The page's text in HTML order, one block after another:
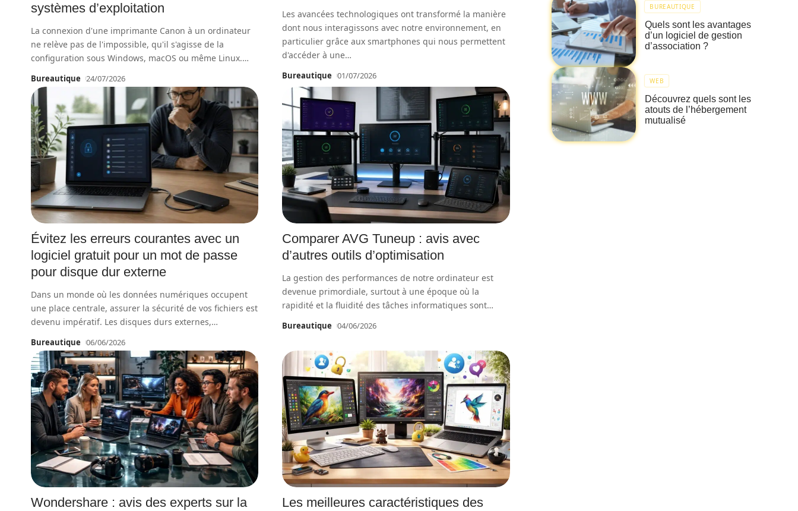
systèmes d’exploitation
La connexion d'une imprimante Canon à un ordinateur
ne relève pas de l'impossible, qu'il s'agisse de la
configuration sous Windows, macOS ou même Linux.…
Bureautique 24/07/2026
Les avancées technologiques ont transformé la manière
dont nous interagissons avec notre environnement, en
particulier grâce aux smartphones qui nous permettent
d'accéder à une…
Bureautique 01/07/2026
Évitez les erreurs courantes avec un
logiciel gratuit pour un mot de passe
pour disque dur externe
Dans un monde où les données numériques occupent
une place centrale, assurer la sécurité de vos fichiers est
devenu impératif. Les disques durs externes,…
Bureautique 06/06/2026
Comparer AVG Tuneup : avis avec
d’autres outils d’optimisation
La gestion des performances de notre ordinateur est
devenue primordiale, surtout à une époque où la
rapidité et la fluidité des tâches informatiques sont…
Bureautique 04/06/2026
Wondershare : avis des experts sur la
Les meilleures caractéristiques des
BUREAUTIQUE
Quels sont les avantages
d’un logiciel de gestion
d’association ?
WEB
Découvrez quels sont les
atouts de l’hébergement
mutualisé